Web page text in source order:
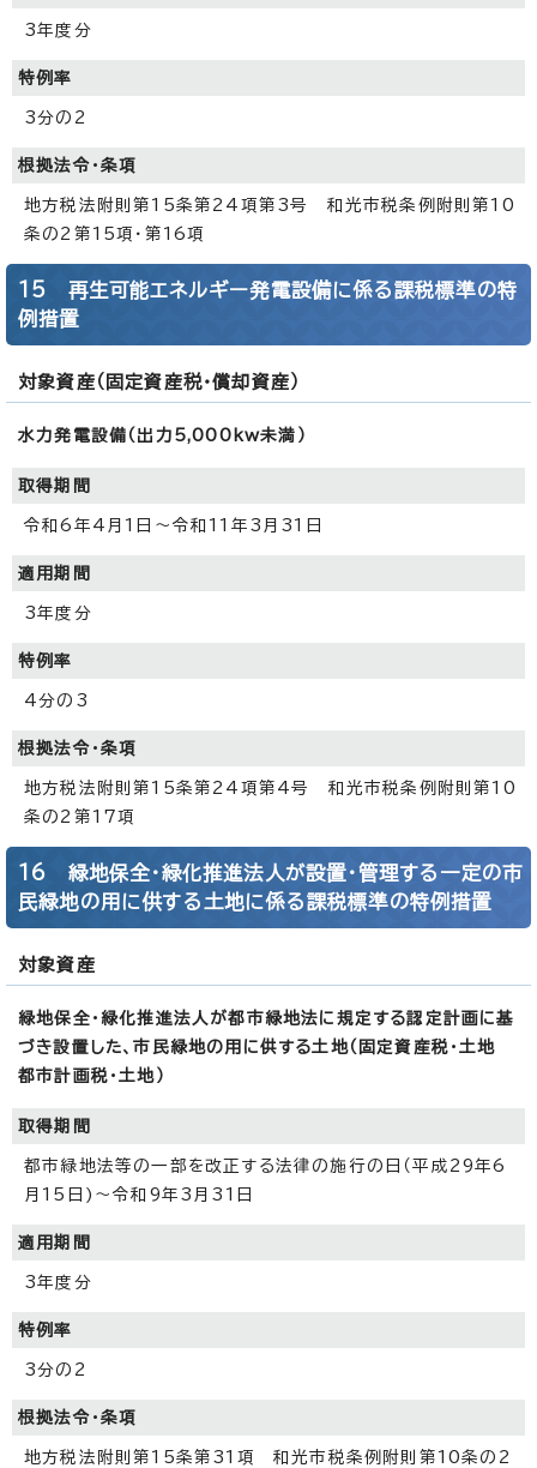
3年度分
特例率
3分の2
根拠法令・条項
地方税法附則第15条第24項第3号 和光市税条例附則第10
条の2第15項・第16項
15 再生可能エネルギー発電設備に係る課税標準の特
例措置
対象資産（固定資産税・償却資産）
水力発電設備（出力5,000kw未満）
取得期間
令和6年4月1日～令和11年3月31日
適用期間
3年度分
特例率
4分の3
根拠法令・条項
地方税法附則第15条第24項第4号 和光市税条例附則第10
条の2第17項
16 緑地保全・緑化推進法人が設置・管理する一定の市
民緑地の用に供する土地に係る課税標準の特例措置
対象資産
緑地保全・緑化推進法人が都市緑地法に規定する認定計画に基
づき設置した、市民緑地の用に供する土地（固定資産税・土地
都市計画税・土地）
取得期間
都市緑地法等の一部を改正する法律の施行の日（平成29年6
月15日)～令和9年3月31日
適用期間
3年度分
特例率
3分の2
根拠法令・条項
地方税法附則第15条第31項 和光市税条例附則第10条の2